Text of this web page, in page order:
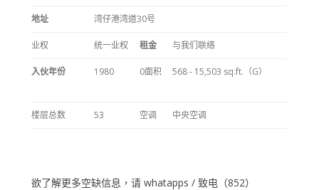
地址 湾仔港湾道30号
业权 统一业权 租金 与我们联络
入伙年份 1980 0面积 568 - 15,503 sq.ft.（G）
楼层总数 53 空调 中央空调
欲了解更多空缺信息，请 whatapps / 致电（852）